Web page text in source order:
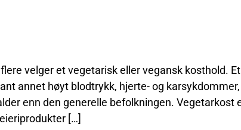
velger et vegetarisk eller vegansk kosthold. Et
annet høyt blodtrykk, hjerte- og karsykdommer,
enn den generelle befolkningen. Vegetarkost
[…]